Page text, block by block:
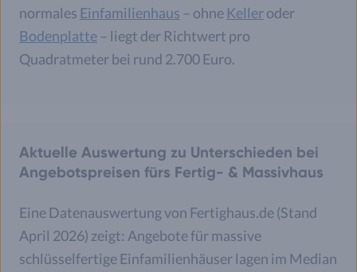
normales Einfamilienhaus – ohne Kelleroder
Bodenplatte– liegt der Richtwert pro
Quadratmeter bei rund 2.700 Euro.
Aktuelle Auswertung zu Unterschieden bei
Angebotspreisen fürs Fertig- & Massivhaus
Eine Datenauswertung von Fertighaus.de (Stand
April 2026) zeigt: Angebote für massive
schlüsselfertige Einfamilienhäuser lagen im Median